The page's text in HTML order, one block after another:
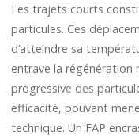
Les trajets courts
particules. Ces
d’atteindre sa
entrave la régénération
progressive des
efficacité, pouvant
technique. Un FAP